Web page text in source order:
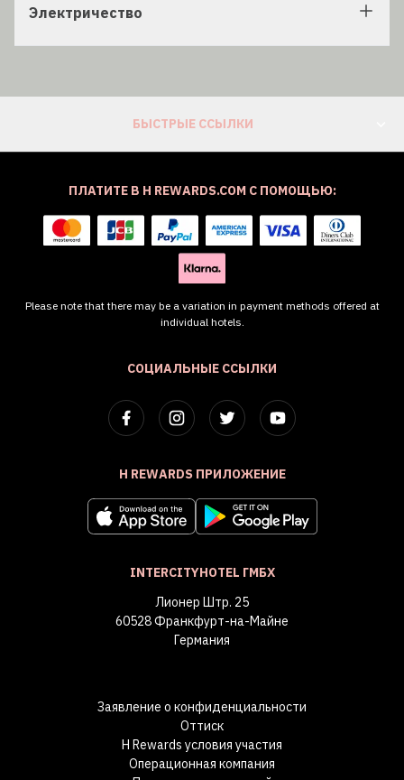
Электричество
БЫСТРЫЕ ССЫЛКИ
СОЦИАЛЬНЫЕ ССЫЛКИ
H REWARDS ПРИЛОЖЕНИЕ
INTERCITYHOTEL ГМБХ
Лионер Штр. 25
60528 Франкфурт-на-Майне
Германия
ПЛАТИТЕ В H REWARDS.COM С ПОМОЩЬЮ:
Please note that there may be a variation in payment methods offered at
individual hotels.
Заявление о конфиденциальности
Оттиск
H Rewards условия участия
Операционная компания